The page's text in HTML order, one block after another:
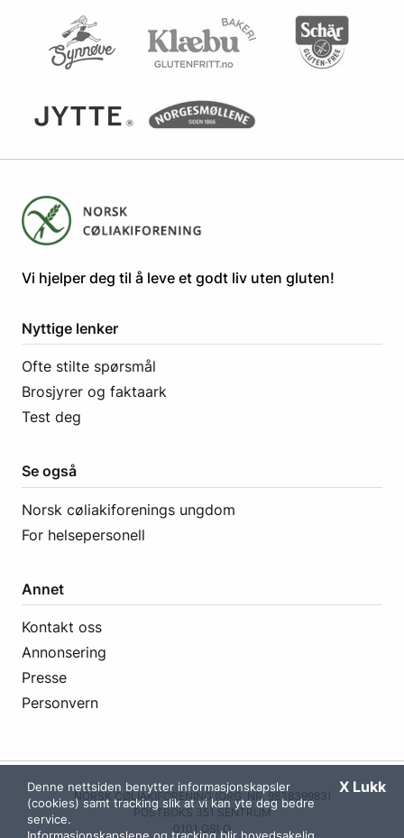
​​​​Vi hjelper deg til å leve et godt liv uten gluten! ​
Nyttige lenker
Ofte stilte spørsmål
Brosjyrer og faktaark
Test deg
Se også
Norsk cøliakiforenings ungdom
For helsepersonell
Annet
Kontakt oss
Annonsering
Presse
Personvern
NORSK CØLIAKIFORENING (ORG. NR. 983839983)
POSTBOKS 351 SENTRUM
0101 OSLO
X Lukk
Denne nettsiden benytter informasjonskapsler
(cookies) samt tracking slik at vi kan yte deg bedre
service.